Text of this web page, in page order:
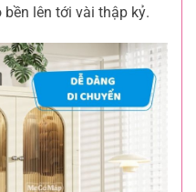
lên tới vài thập kỷ.